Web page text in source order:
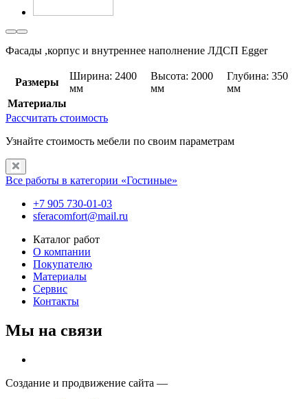
Фасады ,корпус и внутреннее наполнение ЛДСП Egger
Размеры
Ширина: 2400
мм
Высота: 2000
мм
Глубина: 350
мм
Материалы
Рассчитать стоимость
Узнайте стоимость мебели по своим параметрам
Все работы в категории «Гостиные»
+7 905 730-01-03
sferacomfort@mail.ru
Каталог работ
О компании
Покупателю
Материалы
Сервис
Контакты
Мы на связи
Создание и продвижение сайта —